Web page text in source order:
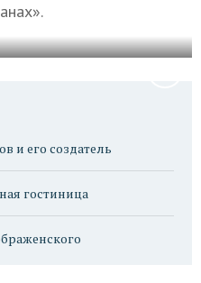
и его создатель
гостиница